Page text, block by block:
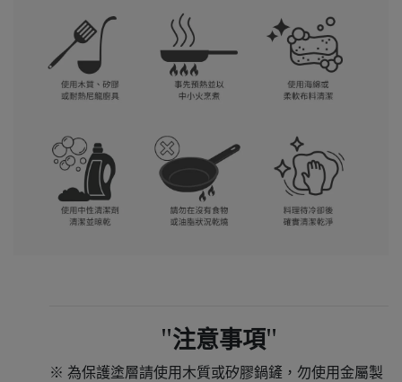
注意事項
※ 為保護塗層請使用木質或矽膠鍋鏟，勿使用金屬製